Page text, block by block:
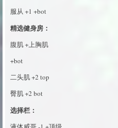
服从 +1 +bot
精选健身房：
腹肌 +上胸肌
+bot
二头肌 +2 top
臀肌 +2 bot
选择栏：